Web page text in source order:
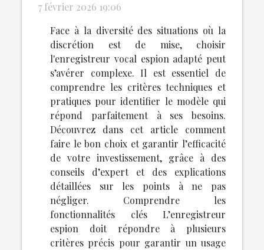
7 février 2026 19:06
Face à la diversité des situations où la
discrétion est de mise, choisir
l'enregistreur vocal espion adapté peut
s’avérer complexe. Il est essentiel de
comprendre les critères techniques et
pratiques pour identifier le modèle qui
répond parfaitement à ses besoins.
Découvrez dans cet article comment
faire le bon choix et garantir l’efficacité
de votre investissement, grâce à des
conseils d’expert et des explications
détaillées sur les points à ne pas
négliger. Comprendre les
fonctionnalités clés L’enregistreur
espion doit répondre à plusieurs
critères précis pour garantir un usage